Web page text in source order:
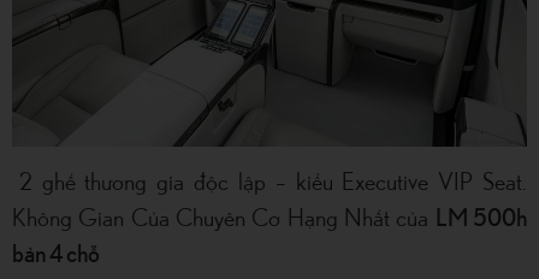
2 ghế thương gia độc lập – kiểu Executive VIP Seat.
Không Gian Của Chuyên Cơ Hạng Nhất của LM 500h
bản 4 chỗ